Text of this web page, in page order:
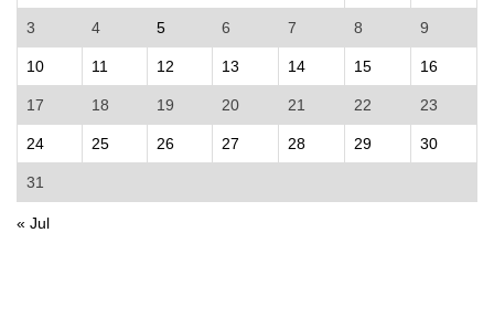
3 4 5 6 7 8 9
10 11 12 13 14 15 16
17 18 19 20 21 22 23
24 25 26 27 28 29 30
31
« Jul